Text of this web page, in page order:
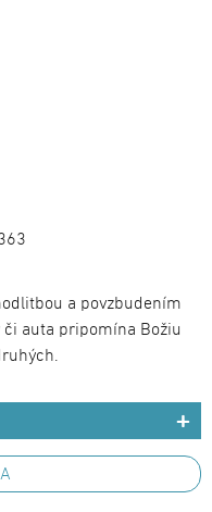
a povzbudením
auta pripomína Božiu